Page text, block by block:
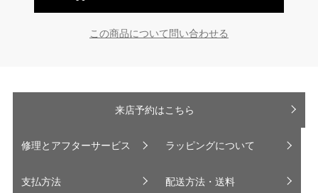
この商品について問い合わせる
来店予約はこちら
修理とアフターサービス ラッピングについて
支払方法 配送方法・送料